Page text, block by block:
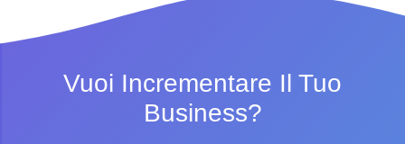
Vuoi Incrementare Il Tuo
Business?